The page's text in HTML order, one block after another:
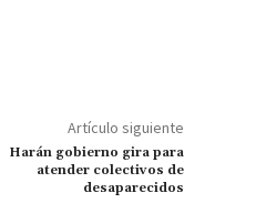
ge
r
m Li
n
k
Artículo siguiente
Harán gobierno gira para
atender colectivos de
desaparecidos